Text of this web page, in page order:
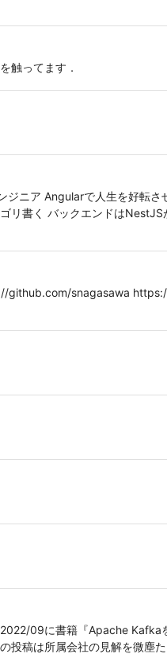
触ってます．
ジニア Angularで人生を好転さ
リ書く バックエンドは
github.com/snagasawa
09に書籍『Apache Kafka
投稿は所属会社の見解を微塵